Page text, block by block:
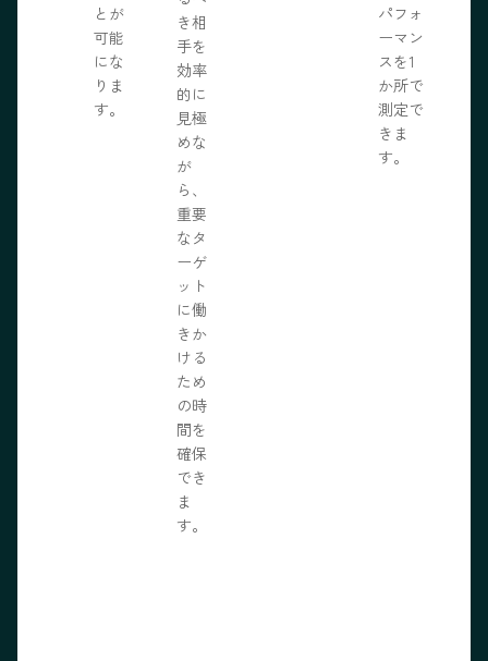
とが
可能
にな
りま
す。
き相
手を
効率
的に
見極
めな
が
ら、
重要
なタ
ーゲ
ット
に働
きか
ける
ため
の時
間を
確保
でき
ま
す。
パフォ
ーマン
スを1
か所で
測定で
きま
す。